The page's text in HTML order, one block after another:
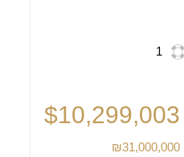
1
$10,299,003
₪31,000,000